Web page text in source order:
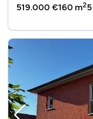
519.000 €160 m25